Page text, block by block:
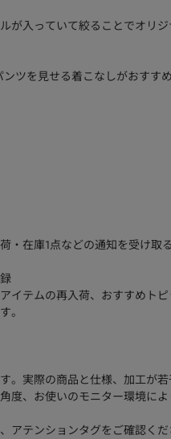
が入っていて絞ることでオリジ
ツを見せる着こなしがおすすめ
・在庫1点などの通知を受け取
イテムの再入荷、おすすめト
。
。実際の商品と仕様、加工が若
度、お使いのモニター環境に
アテンションタグをご確認くだ